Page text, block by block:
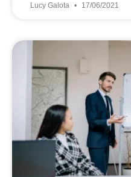
Lucy Galota 17/06/2021